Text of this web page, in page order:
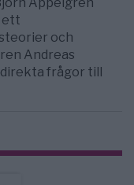
Appelgren
ett
och
Andreas
frågor till